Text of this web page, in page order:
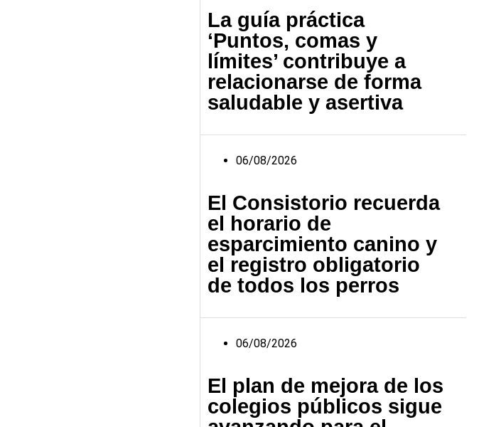
La guía práctica
‘Puntos, comas y
límites’ contribuye a
relacionarse de forma
saludable y asertiva
06/08/2026
El Consistorio recuerda
el horario de
esparcimiento canino y
el registro obligatorio
de todos los perros
06/08/2026
El plan de mejora de los
colegios públicos sigue